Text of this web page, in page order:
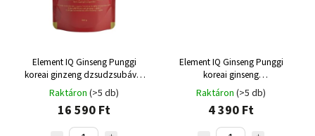
Element IQ Ginseng Punggi
koreai ginzeng dzsudzsubával
300 g
Raktáron (>5 db)
16 590 Ft
Element IQ Ginseng Punggi
koreai ginseng
zsidótövisbogyóval 20 x 3 g
Raktáron (>5 db)
4 390 Ft